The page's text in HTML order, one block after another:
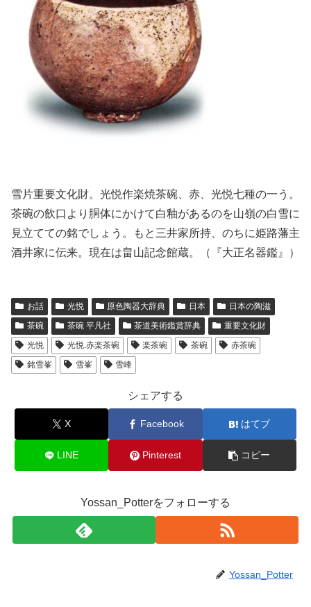
雪片重要文化財。光悦作楽焼茶碗、赤、光悦七種の一う。
茶碗の飲口より胴体にかけて白釉があるのを山嶺の白雪に
見立てての銘でしょう。もと三井家所持、のちに姫路藩主
酒井家に伝来。現在は畠山記念館蔵。（『大正名器鑑』）
お話 光悦 原色陶器大辞典 日本
日本の陶滋
茶碗
茶碗 平凡社 茶道美術鑑賞辞典
重要文化財
光悦
光悦.赤楽茶碗 楽茶碗 茶碗
赤茶碗
銘雪峯
雪峯 雪峰
シェアする
X Facebook はてブ
LINE Pinterest コピー
Yossan_Potterをフォローする
Yossan_Potter